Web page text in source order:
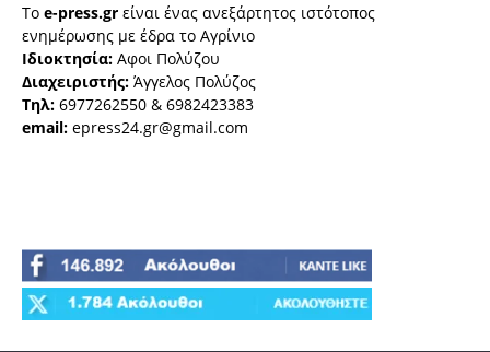
Το e-press.gr είναι ένας ανεξάρτητος ιστότοπος
ενημέρωσης με έδρα το Αγρίνιο
Ιδιοκτησία: Αφοι Πολύζου
Διαχειριστής: Άγγελος Πολύζος
Τηλ: 6977262550 & 6982423383
email: epress24.gr@gmail.com